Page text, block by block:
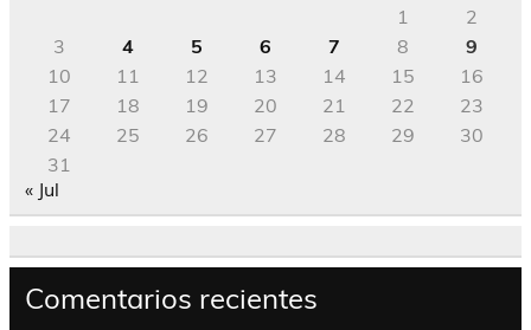
1
2
3
4 5 6 7 8
9
10
11 12 13 14 15
16
17
18 19 20 21 22
23
24
25 26 27 28 29
30
31
« Jul
Comentarios recientes